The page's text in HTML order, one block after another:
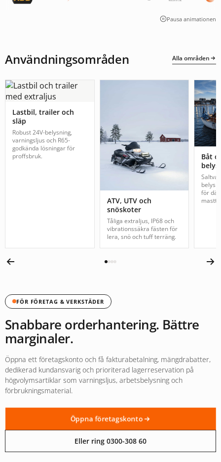
Pausa animationen
Användningsområden Alla områden
Lastbil, trailer och
släp
Robust 24V-belysning,
varningsljus och R65-
godkända lösningar för
proffsbruk.
ATV, UTV och
snöskoter
Tåliga extraljus, IP68 och
vibrationssäkra fästen för
lera, snö och tuff terräng.
Båt
för
FÖR FÖRETAG & VERKSTÄDER
Snabbare orderhantering. Bättre
marginaler.
Öppna ett företagskonto och få fakturabetalning, mängdrabatter,
dedikerad kundansvarig och prioriterad lagerreservation på
högvolymsartiklar som varningsljus, arbetsbelysning och
förbrukningsmaterial.
Öppna företagskonto
Eller ring 0300-308 60